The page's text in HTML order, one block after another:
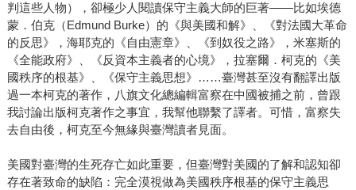
判這些人物），卻極少人閱讀保守主義大師的巨著——比如埃德
蒙．伯克（Edmund Burke）的《與美國和解》、《對法國大革命
的反思》，海耶克的《自由憲章》、《到奴役之路》，米塞斯的
《全能政府》、《反資本主義者的心境》，拉塞爾．柯克的《美
國秩序的根基》、《保守主義思想》……臺灣甚至沒有翻譯出版
過一本柯克的著作，八旗文化總編輯富察在中國被捕之前，曾跟
我討論出版柯克著作之事宜，我幫他聯繫了譯者。可惜，富察失
去自由後，柯克至今無緣與臺灣讀者見面。
美國對臺灣的生死存亡如此重要，但臺灣對美國的了解和認知卻
存在著致命的缺陷：完全漠視做為美國秩序根基的保守主義思